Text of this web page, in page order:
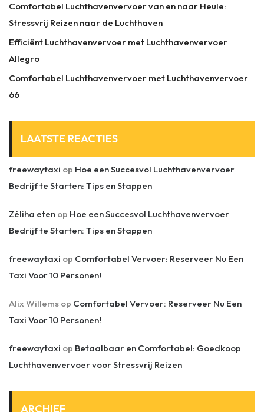
Comfortabel Luchthavenvervoer van en naar Heule:
Stressvrij Reizen naar de Luchthaven
Efficiënt Luchthavenvervoer met Luchthavenvervoer
Allegro
Comfortabel Luchthavenvervoer met Luchthavenvervoer
66
LAATSTE REACTIES
freewaytaxi op Hoe een Succesvol Luchthavenvervoer
Bedrijf te Starten: Tips en Stappen
Zéliha eten op Hoe een Succesvol Luchthavenvervoer
Bedrijf te Starten: Tips en Stappen
freewaytaxi op Comfortabel Vervoer: Reserveer Nu Een
Taxi Voor 10 Personen!
Alix Willems op Comfortabel Vervoer: Reserveer Nu Een
Taxi Voor 10 Personen!
freewaytaxi op Betaalbaar en Comfortabel: Goedkoop
Luchthavenvervoer voor Stressvrij Reizen
ARCHIEF